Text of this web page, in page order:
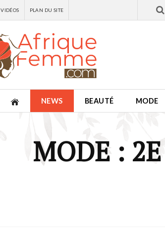
VIDÉOS PLAN DU SITE
NEWS BEAUTÉ MODE
MODE :